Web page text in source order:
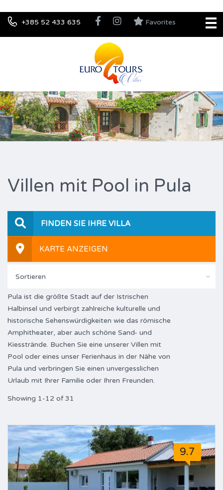
+385 52 433 635 Favorites
Villen mit Pool in Pula
FINDEN SIE IHRE VILLA
KARTE ANZEIGEN
Sortieren
Pula ist die größte Stadt auf der Istrischen
Halbinsel und verbirgt zahlreiche kulturelle und
historische Sehenswürdigkeiten wie das römische
Amphitheater, aber auch schöne Sand- und
Kiesstrände. Buchen Sie eine unserer Villen mit
Pool oder eines unser Ferienhaus in der Nähe von
Pula und verbringen Sie einen unvergesslichen
Urlaub mit Ihrer Familie oder Ihren Freunden.
Showing 1-12 of 31
9.7